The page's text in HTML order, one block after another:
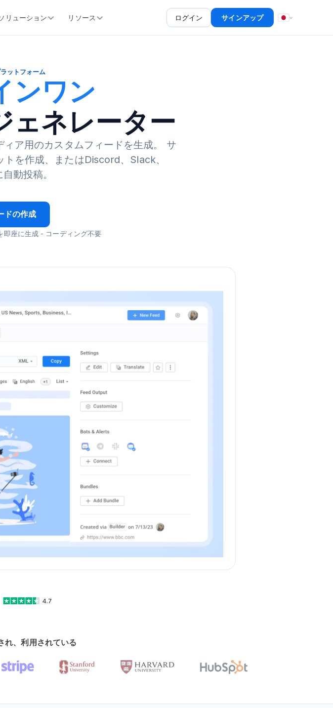
リューション リソース ログイン サインアップ
ットフォーム
ンワン
ェネレーター
ア用のカスタムフィードを生成。
サ
を作成、またはDiscord、Slack、
動投稿。
ドの作成
即座に生成 - コーディング不要
4.7
れ、利用されている